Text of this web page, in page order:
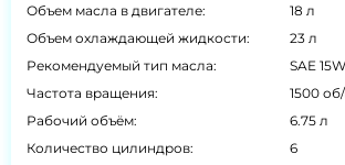
Объем масла в двигателе:
18 л
Объем охлаждающей жидкости:
23 л
Рекомендуемый тип масла:
SAE
Частота вращения:
1500
Рабочий объём:
6.75 л
Количество цилиндров:
6